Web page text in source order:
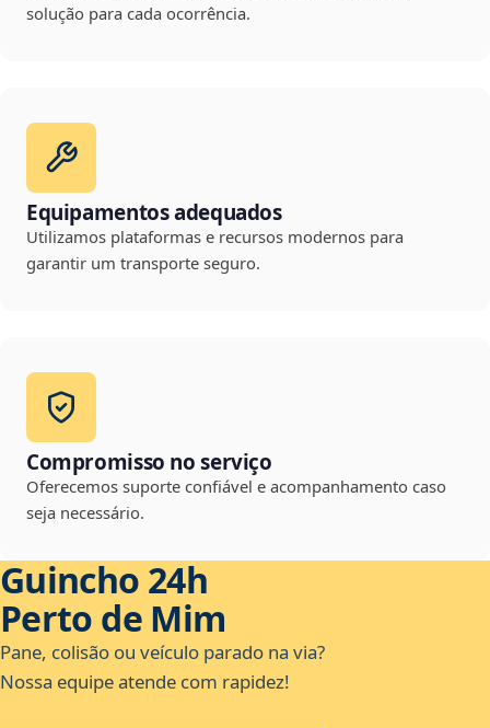
solução para cada ocorrência.
Equipamentos adequados
Utilizamos plataformas e recursos modernos para
garantir um transporte seguro.
Compromisso no serviço
Oferecemos suporte confiável e acompanhamento caso
seja necessário.
Guincho 24h
Perto de Mim
Pane, colisão ou veículo parado na via?
Nossa equipe atende com rapidez!